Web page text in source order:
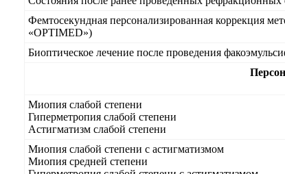
Фемтосекундная персонализированная коррекция
«OPTIMED»)
Биоптическое лечение после проведения
Миопия слабой степени
Гиперметропия слабой степени
Астигматизм слабой степени
Миопия слабой степени с астигматизмом
Миопия средней степени